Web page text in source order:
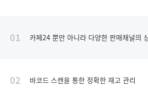
01 카페24 뿐만 아니라 다양한 판매채널의
02 바코드 스캔을 통한 정확한 재고 관리